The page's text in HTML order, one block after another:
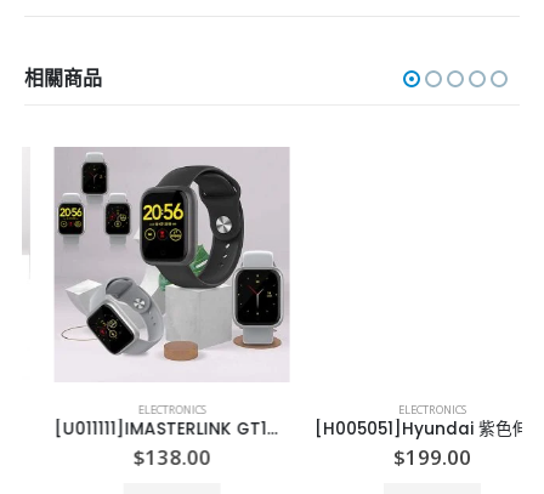
相關商品
ELECTRONICS
[U011111]IMASTERLINK GT1智能防水手錶-正方
138.00
ELECTRONICS
[H005051]Hyundai 紫色伸縮折疊無線風扇
199.00